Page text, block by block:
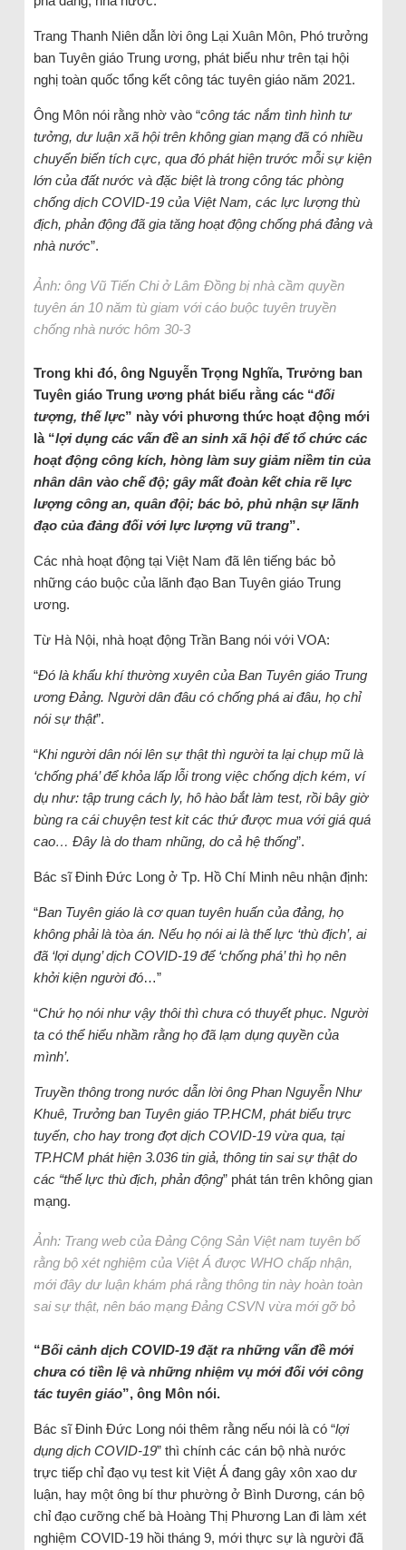
Trang Thanh Niên dẫn lời ông Lại Xuân Môn, Phó trưởng
ban Tuyên giáo Trung ương, phát biểu như trên tại hội
nghị toàn quốc tổng kết công tác tuyên giáo năm 2021.
Ông Môn nói rằng nhờ vào “công tác nắm tình hình tư
tưởng, dư luận xã hội trên không gian mạng đã có nhiều
chuyển biến tích cực, qua đó phát hiện trước mỗi sự kiện
lớn của đất nước và đặc biệt là trong công tác phòng
chống dịch COVID-19 của Việt Nam, các lực lượng thù
địch, phản động đã gia tăng hoạt động chống phá đảng và
nhà nước”.
Ảnh: ông Vũ Tiến Chi ở Lâm Đồng bị nhà cầm quyền
tuyên án 10 năm tù giam với cáo buộc tuyên truyền
chống nhà nước hôm 30-3
Trong khi đó, ông Nguyễn Trọng Nghĩa, Trưởng ban
Tuyên giáo Trung ương phát biểu rằng các “đối
tượng, thế lực” này với phương thức hoạt động mới
là “lợi dụng các vấn đề an sinh xã hội để tổ chức các
hoạt động công kích, hòng làm suy giảm niềm tin của
nhân dân vào chế độ; gây mất đoàn kết chia rẽ lực
lượng công an, quân đội; bác bỏ, phủ nhận sự lãnh
đạo của đảng đối với lực lượng vũ trang”.
Các nhà hoạt động tại Việt Nam đã lên tiếng bác bỏ
những cáo buộc của lãnh đạo Ban Tuyên giáo Trung
ương.
Từ Hà Nội, nhà hoạt động Trần Bang nói với VOA:
“Đó là khẩu khí thường xuyên của Ban Tuyên giáo Trung
ương Đảng. Người dân đâu có chống phá ai đâu, họ chỉ
nói sự thật”.
“Khi người dân nói lên sự thật thì người ta lại chụp mũ là
‘chống phá’ để khỏa lấp lỗi trong việc chống dịch kém, ví
dụ như: tập trung cách ly, hô hào bắt làm test, rồi bây giờ
bùng ra cái chuyện test kit các thứ được mua với giá quá
cao… Đây là do tham nhũng, do cả hệ thống”.
Bác sĩ Đinh Đức Long ở Tp. Hồ Chí Minh nêu nhận định:
“Ban Tuyên giáo là cơ quan tuyên huấn của đảng, họ
không phải là tòa án. Nếu họ nói ai là thế lực ‘thù địch’, ai
đã ‘lợi dụng’ dịch COVID-19 để ‘chống phá’ thì họ nên
khởi kiện người đó…”
“Chứ họ nói như vậy thôi thì chưa có thuyết phục. Người
ta có thể hiểu nhầm rằng họ đã lạm dụng quyền của
mình’.
Truyền thông trong nước dẫn lời ông Phan Nguyễn Như
Khuê, Trưởng ban Tuyên giáo TP.HCM, phát biểu trực
tuyến, cho hay trong đợt dịch COVID-19 vừa qua, tại
TP.HCM phát hiện 3.036 tin giả, thông tin sai sự thật do
các “thế lực thù địch, phản động” phát tán trên không gian
mạng.
Ảnh: Trang web của Đảng Cộng Sản Việt nam tuyên bố
rằng bộ xét nghiệm của Việt Á được WHO chấp nhận,
mới đây dư luận khám phá rằng thông tin này hoàn toàn
sai sự thật, nên báo mạng Đảng CSVN vừa mới gỡ bỏ
“Bối cảnh dịch COVID-19 đặt ra những vấn đề mới
chưa có tiền lệ và những nhiệm vụ mới đối với công
tác tuyên giáo”, ông Môn nói.
Bác sĩ Đinh Đức Long nói thêm rằng nếu nói là có “lợi
dụng dịch COVID-19” thì chính các cán bộ nhà nước
trực tiếp chỉ đạo vụ test kit Việt Á đang gây xôn xao dư
luận, hay một ông bí thư phường ở Bình Dương, cán bộ
chỉ đạo cưỡng chế bà Hoàng Thị Phương Lan đi làm xét
nghiệm COVID-19 hồi tháng 9, mới thực sự là người đã